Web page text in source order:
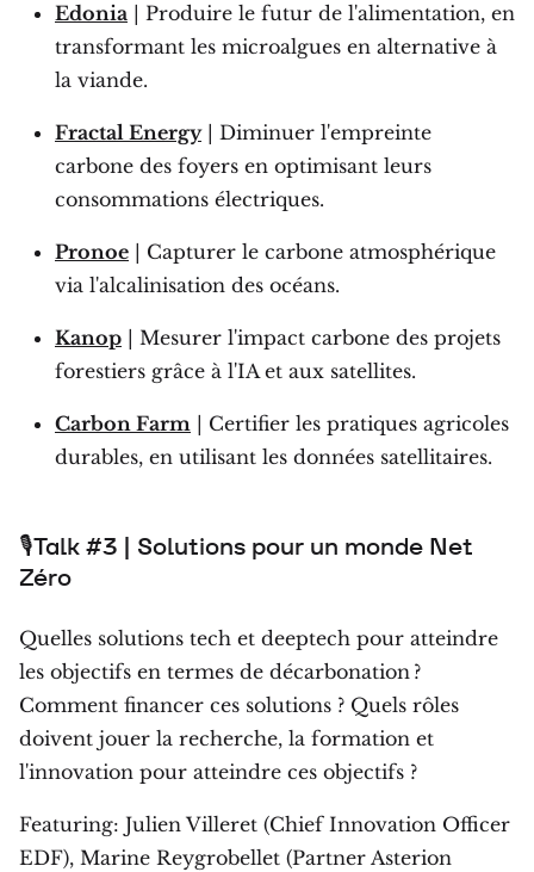
Edonia | Produire le futur de l'alimentation, en
transformant les microalgues en alternative à
la viande.
Fractal Energy| Diminuer l'empreinte
carbone des foyers en optimisant leurs
consommations électriques.
Pronoe | Capturer le carbone atmosphérique
via l'alcalinisation des océans.
Kanop | Mesurer l'impact carbone des projets
forestiers grâce à l'IA et aux satellites.
Carbon Farm | Certifier les pratiques agricoles
durables, en utilisant les données satellitaires.
🎙Talk #3 | Solutions pour un monde Net
Zéro
Quelles solutions tech et deeptech pour atteindre
les objectifs en termes de décarbonation ?
Comment financer ces solutions ? Quels rôles
doivent jouer la recherche, la formation et
l'innovation pour atteindre ces objectifs ?
Featuring: Julien Villeret (Chief Innovation Officer
EDF), Marine Reygrobellet (Partner Asterion